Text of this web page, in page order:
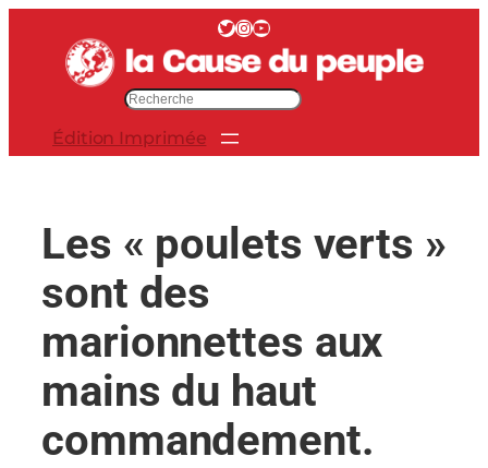
contenu
Twitter InstagramYouTube
e
Édition Imprimée
Les « poulets verts »
sont des
marionnettes aux
mains du haut
commandement.